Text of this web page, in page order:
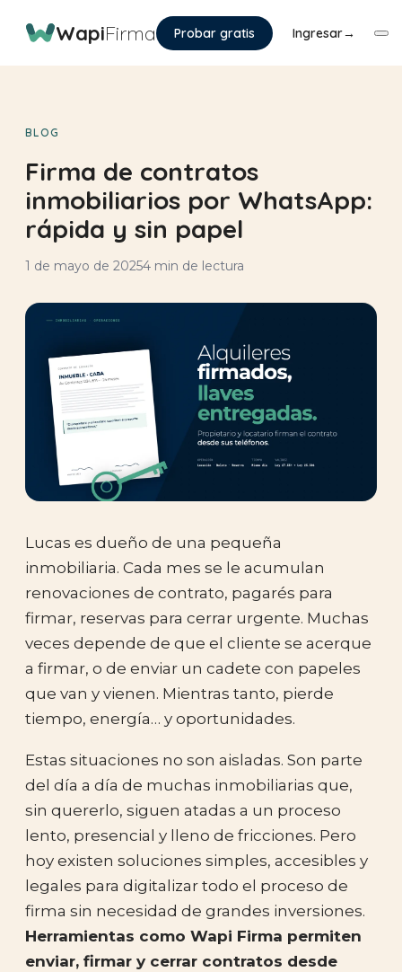
WapiFirma Probar gratis Ingresar→
BLOG
Firma de contratos
inmobiliarios por WhatsApp:
rápida y sin papel
1 de mayo de 20254 min de lectura
Lucas es dueño de una pequeña
inmobiliaria. Cada mes se le acumulan
renovaciones de contrato, pagarés para
firmar, reservas para cerrar urgente. Muchas
veces depende de que el cliente se acerque
a firmar, o de enviar un cadete con papeles
que van y vienen. Mientras tanto, pierde
tiempo, energía… y oportunidades.
Estas situaciones no son aisladas. Son parte
del día a día de muchas inmobiliarias que,
sin quererlo, siguen atadas a un proceso
lento, presencial y lleno de fricciones. Pero
hoy existen soluciones simples, accesibles y
legales para digitalizar todo el proceso de
firma sin necesidad de grandes inversiones.
Herramientas como Wapi Firma permiten
enviar, firmar y cerrar contratos desde